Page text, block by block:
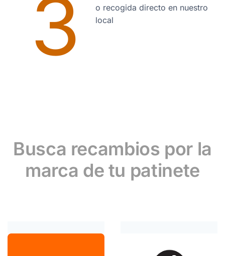
3
o recogida directo en nuestro
local
Busca recambios por la
marca de tu patinete